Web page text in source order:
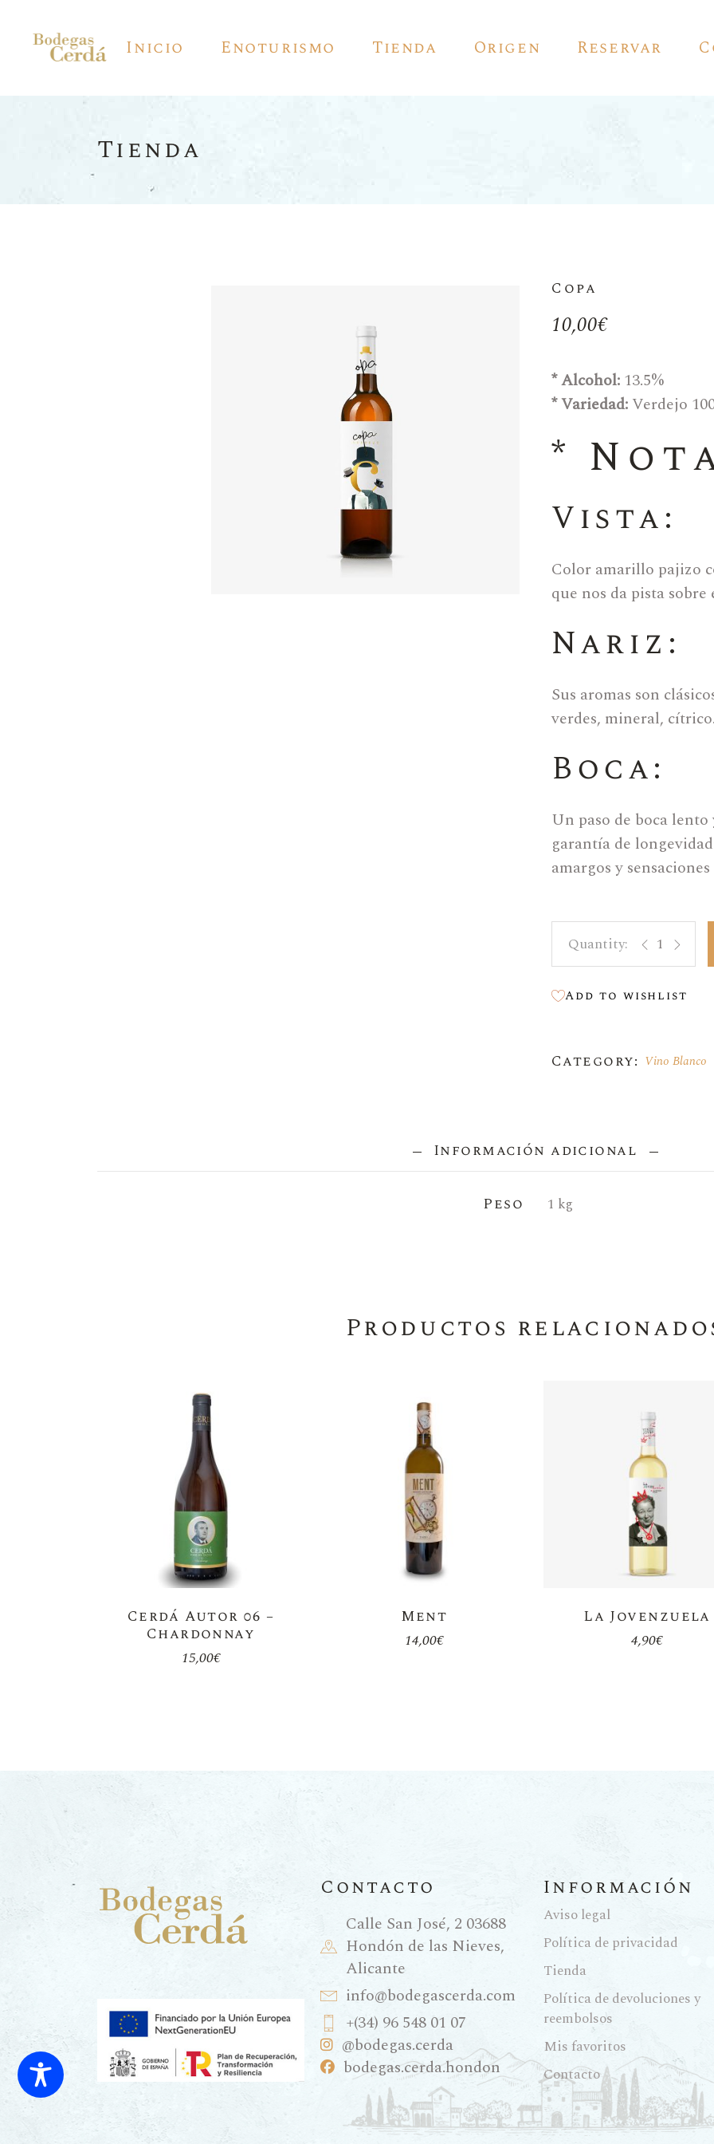
Inicio Enoturismo Tienda
Pedro Ximénez
Vino Dulce
Vino Naranja
Botellas Mágnum 1,5L
Botas De Piel
Bag In Box
Accesorios
Origen Reservar
Tienda
Copa
10,00€
* Alcohol: 13.5%
* Variedad: Verdejo
*
Vista:
Color amarillo pajizo
que nos da pista
Nariz:
Sus aromas son
verdes, mineral,
Boca:
Un paso de boca
garantía de
amargos y
Copa quantity
Add to wishlist
Category: Vino Blanco
Información adicional
Peso 1 kg
Productos
Cerdá Autor 06 –
Chardonnay
15,00€
Ment
14,00€
La Jovenzuela
4,90€
Contacto
Calle San José, 2 03688
Hondón de las Nieves,
Alicante
info@bodegascerda.com
+(34) 96 548 01 07
@bodegas.cerda
bodegas.cerda.hondon
Información
Aviso legal
Política de privacidad
Tienda
Política de devoluciones y
reembolsos
Mis favoritos
Contacto